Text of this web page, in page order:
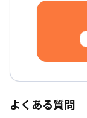
よくある質問